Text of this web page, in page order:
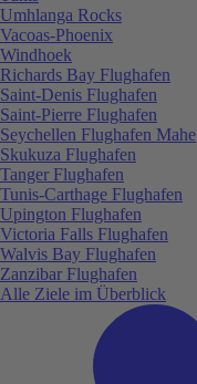
Umhlanga Rocks
Vacoas-Phoenix
Windhoek
Richards Bay Flughafen
Saint-Denis Flughafen
Saint-Pierre Flughafen
Seychellen Flughafen Mahe
Skukuza Flughafen
Tanger Flughafen
Tunis-Carthage Flughafen
Upington Flughafen
Victoria Falls Flughafen
Walvis Bay Flughafen
Zanzibar Flughafen
Alle Ziele im Überblick